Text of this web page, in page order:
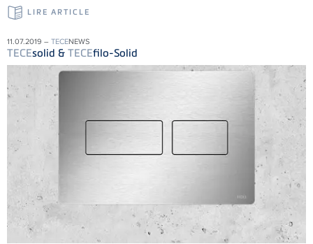
LIRE ARTICLE
11.07.2019 – TECENEWS
TECEsolid & TECEfilo-Solid